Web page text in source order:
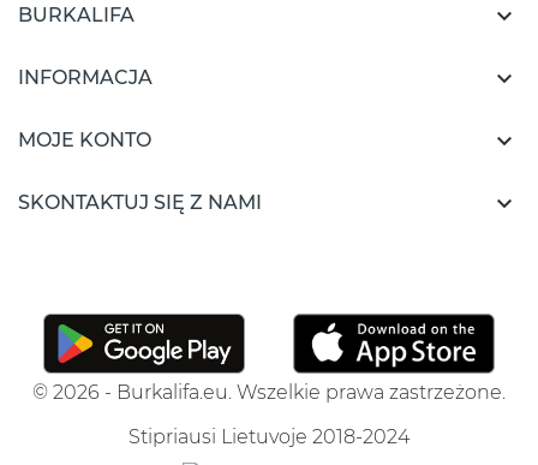
BURKALIFA 
INFORMACJA 
MOJE KONTO 
SKONTAKTUJ SIĘ Z NAMI 
© 2026 - Burkalifa.eu. Wszelkie prawa zastrzeżone.
Stipriausi Lietuvoje 2018-2024